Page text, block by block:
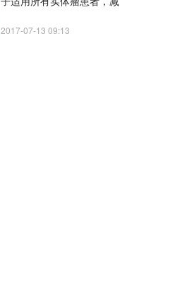
2017-07-13 09:13